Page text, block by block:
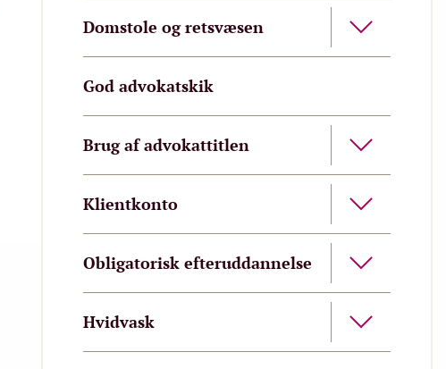
Domstole og retsvæsen
God advokatskik
Brug af advokattitlen
Klientkonto
Obligatorisk efteruddannelse
Hvidvask